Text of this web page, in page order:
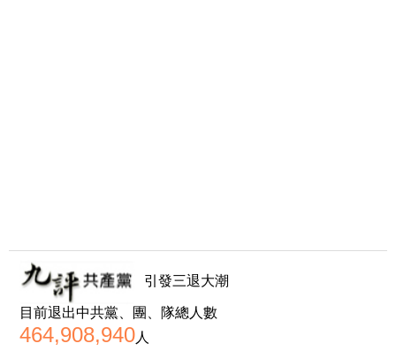
引發三退大潮
目前退出中共黨、團、隊總人數
464,908,940人